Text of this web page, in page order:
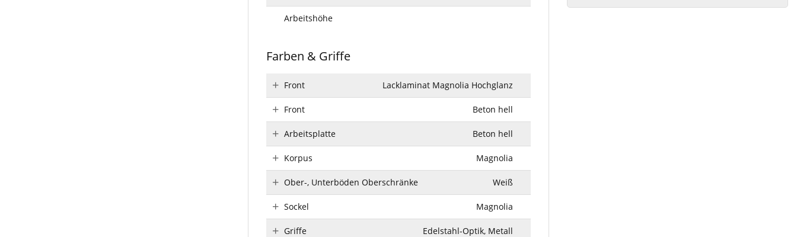
Arbeitshöhe
Farben & Griffe
Front Lacklaminat Magnolia Hochglanz
Front Beton hell
Arbeitsplatte Beton hell
Korpus Magnolia
Ober-, Unterböden Oberschränke Weiß
Sockel Magnolia
Griffe Edelstahl-Optik, Metall